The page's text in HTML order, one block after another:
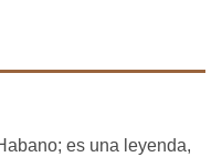
es una leyenda,